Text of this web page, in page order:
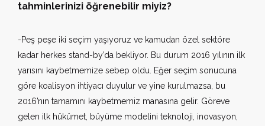
tahminlerinizi öğrenebilir miyiz?
-Peş peşe iki seçim yaşıyoruz ve kamudan özel sektöre
kadar herkes stand-by’da bekliyor. Bu durum 2016 yılının ilk
yarısını kaybetmemize sebep oldu. Eğer seçim sonucuna
göre koalisyon ihtiyacı duyulur ve yine kurulmazsa, bu
2016’nın tamamını kaybetmemiz manasına gelir. Göreve
gelen ilk hükümet, büyüme modelini teknoloji, inovasyon,